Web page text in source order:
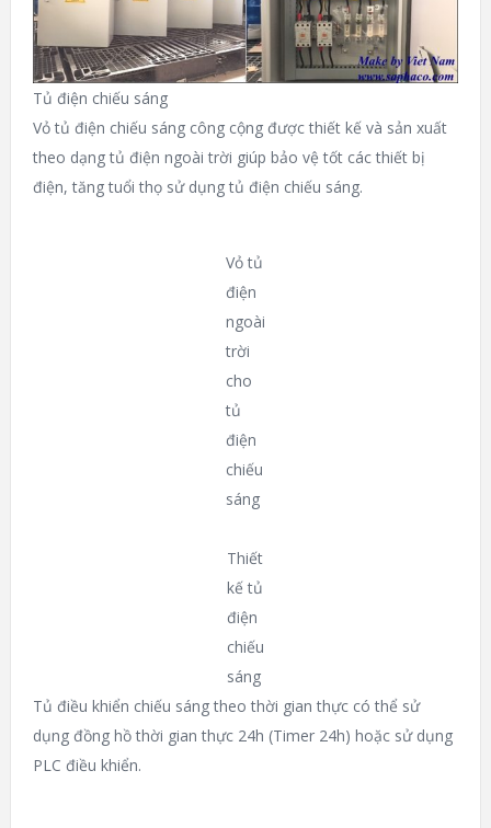
Tủ điện chiếu sáng
Vỏ tủ điện chiếu sáng công cộng được thiết kế và sản xuất
theo dạng tủ điện ngoài trời giúp bảo vệ tốt các thiết bị
điện, tăng tuổi thọ sử dụng tủ điện chiếu sáng.
Vỏ tủ
điện
ngoài
trời
cho
tủ
điện
chiếu
sáng
Thiết
kế tủ
điện
chiếu
sáng
Tủ điều khiển chiếu sáng theo thời gian thực có thể sử
dụng đồng hồ thời gian thực 24h (Timer 24h) hoặc sử dụng
PLC điều khiển.